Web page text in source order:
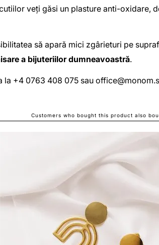
veți găsi un plasture anti-oxidare,
să apară mici zgârieturi pe
a bijuteriilor dumneavoastră.
la +4 0763 408 075 sau
Customers who bought this product also